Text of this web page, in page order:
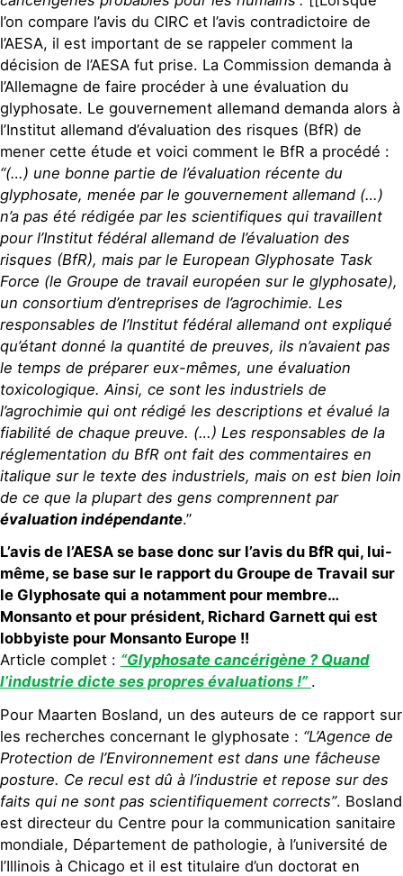
l’on compare l’avis du CIRC et l’avis contradictoire de
l’AESA, il est important de se rappeler comment la
décision de l’AESA fut prise. La Commission demanda à
l’Allemagne de faire procéder à une évaluation du
glyphosate. Le gouvernement allemand demanda alors à
l’Institut allemand d’évaluation des risques (BfR) de
mener cette étude et voici comment le BfR a procédé :
“(…) une bonne partie de l’évaluation récente du
glyphosate, menée par le gouvernement allemand (…)
n’a pas été rédigée par les scientifiques qui travaillent
pour l’Institut fédéral allemand de l’évaluation des
risques (BfR), mais par le European Glyphosate Task
Force (le Groupe de travail européen sur le glyphosate),
un consortium d’entreprises de l’agrochimie. Les
responsables de l’Institut fédéral allemand ont expliqué
qu’étant donné la quantité de preuves, ils n’avaient pas
le temps de préparer eux-mêmes, une évaluation
toxicologique. Ainsi, ce sont les industriels de
l’agrochimie qui ont rédigé les descriptions et évalué la
fiabilité de chaque preuve. (…) Les responsables de la
réglementation du BfR ont fait des commentaires en
italique sur le texte des industriels, mais on est bien loin
de ce que la plupart des gens comprennent par
évaluation indépendante.”
L’avis de l’AESA se base donc sur l’avis du BfR qui, lui-
même, se base sur le rapport du Groupe de Travail sur
le Glyphosate qui a notamment pour membre…
Monsanto et pour président, Richard Garnett qui est
lobbyiste pour Monsanto Europe !!
Article complet : “Glyphosate cancérigène ? Quand
l’industrie dicte ses propres évaluations !” .
Pour Maarten Bosland, un des auteurs de ce rapport sur
les recherches concernant le glyphosate : “L’Agence de
Protection de l’Environnement est dans une fâcheuse
posture. Ce recul est dû à l’industrie et repose sur des
faits qui ne sont pas scientifiquement corrects”. Bosland
est directeur du Centre pour la communication sanitaire
mondiale, Département de pathologie, à l’université de
l’Illinois à Chicago et il est titulaire d’un doctorat en